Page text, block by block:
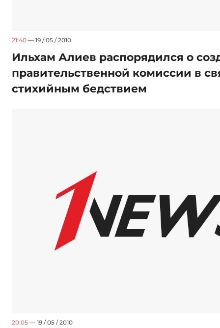
21:40 — 19 / 05 / 2010
Ильхам Алиев распорядился о
правительственной комиссии в
стихийным бедствием
20:05 — 19 / 05 / 2010